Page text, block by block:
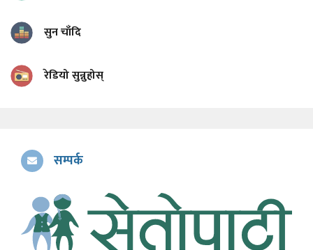
सुन चाँदि
रेडियो सुन्नुहोस्
सम्पर्क